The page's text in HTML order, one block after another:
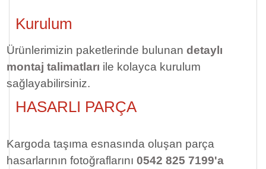
Kurulum
Ürünlerimizin paketlerinde bulunan detaylı
montaj talimatları ile kolayca kurulum
sağlayabilirsiniz.
HASARLI PARÇA
Kargoda taşıma esnasında oluşan parça
hasarlarının fotoğraflarını 0542 825 7199'a